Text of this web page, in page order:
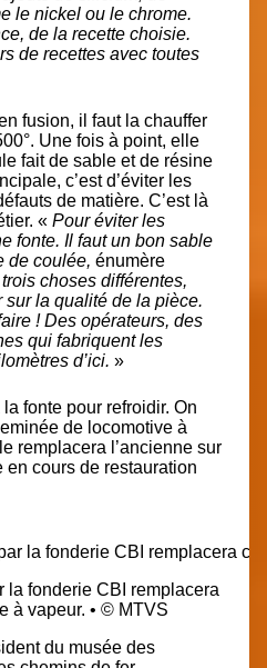
le nickel ou le chrome.
de la recette choisie.
de recettes avec toutes
fusion, il faut la chauffer
Une fois à point, elle
fait de sable et de résine
c’est d’éviter les
de matière. C’est là
« Pour éviter les
fonte. Il faut un bon sable
de coulée, énumère
choses différentes,
la qualité de la pièce.
! Des opérateurs, des
qui fabriquent les
d’ici. »
la fonte pour refroidir. On
de locomotive à
remplacera l’ancienne sur
cours de restauration
la fonderie CBI remplacera
à vapeur. • © MTVS
du musée des